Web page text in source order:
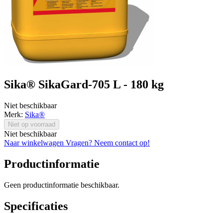
Sika® SikaGard-705 L - 180 kg
Niet beschikbaar
Merk: Sika®
Niet op voorraad
Niet beschikbaar
Naar winkelwagen Vragen? Neem contact op!
Productinformatie
Geen productinformatie beschikbaar.
Specificaties